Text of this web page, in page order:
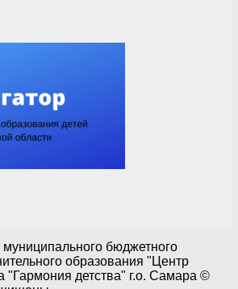
бюджетного
образования "Центр
"Гармония детства" г.о. Самара ©